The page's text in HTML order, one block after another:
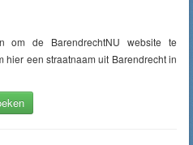
om de BarendrechtNU website te
hier een straatnaam uit Barendrecht in